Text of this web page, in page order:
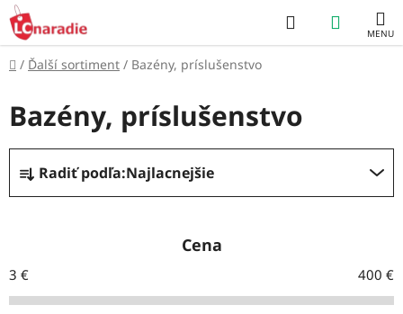
Prejsť
na
obsah
Hľadať
KOŠÍK
Domov
/ Ďalší sortiment / Bazény, príslušenstvo
Bazény, príslušenstvo
R
a
n
i
Radiť podľa:Najlacnejšie
Cena
3 € 400 €